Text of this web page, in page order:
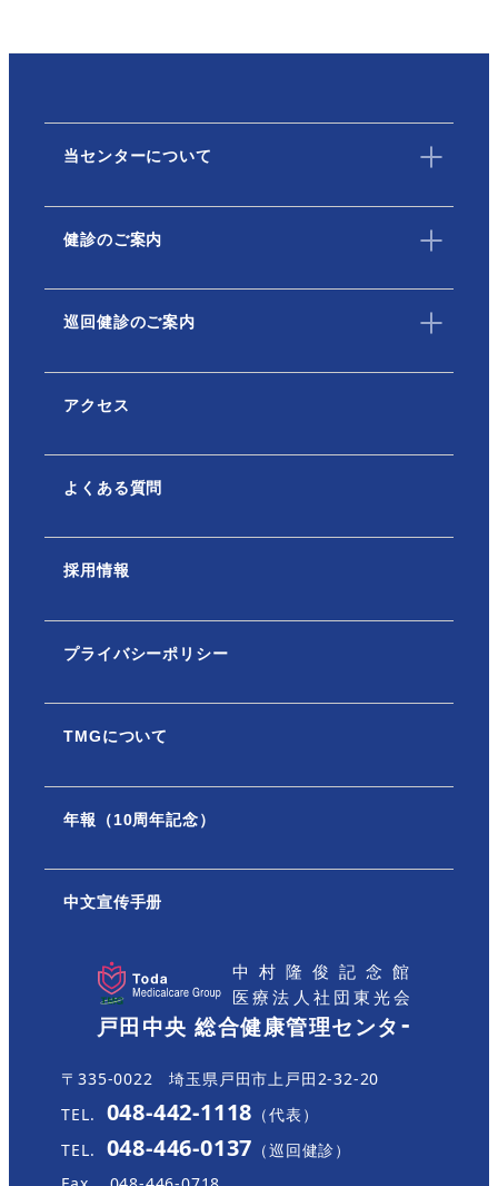
当センターについて
健診のご案内
巡回健診のご案内
アクセス
よくある質問
採用情報
プライバシーポリシー
TMGについて
年報（10周年記念）
中文宣传手册
〒335-0022 埼玉県戸田市上戸田2-32-20
TEL.
048-442-1118 （代表）
TEL.
048-446-0137 （巡回健診）